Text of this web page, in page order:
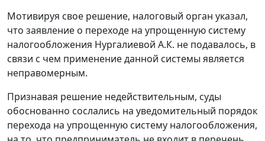
Мотивируя свое решение, налоговый орган указал,
что заявление о переходе на упрощенную систему
налогообложения Нургалиевой А.К. не подавалось, в
связи с чем применение данной системы является
неправомерным.
Признавая решение недействительным, суды
обоснованно сослались на уведомительный порядок
перехода на упрощенную систему налогообложения,